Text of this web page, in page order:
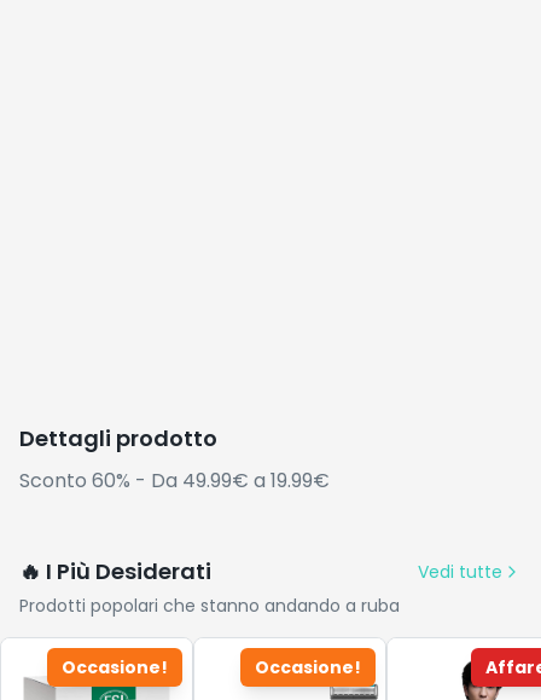
Dettagli prodotto
Sconto 60% - Da 49.99€ a 19.99€
🔥 I Più Desiderati
Vedi tutte
Prodotti popolari che stanno andando a ruba
Occasione! Occasione!